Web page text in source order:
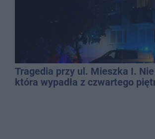
Tragedia przy ul. Mieszka I.
która wypadła z czwartego